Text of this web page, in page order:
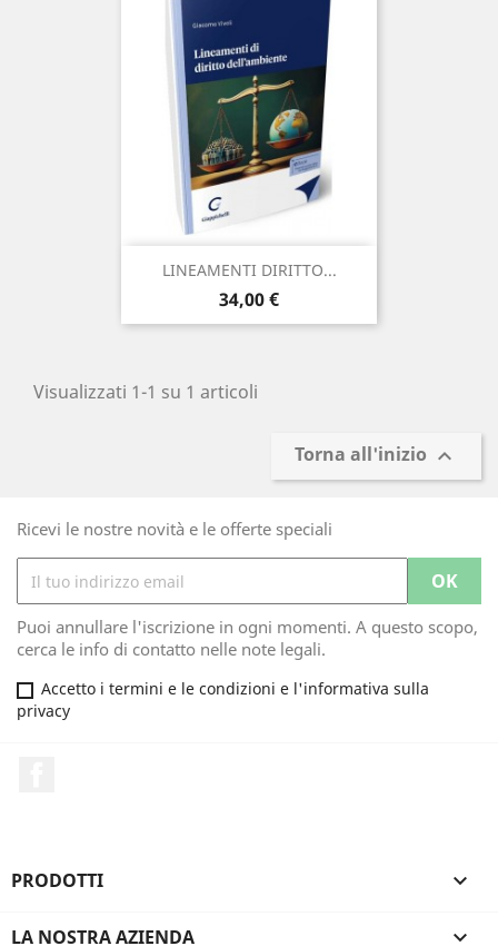
LINEAMENTI DIRITTO...
Prezzo
34,00 €
Visualizzati 1-1 su 1 articoli
Torna all'inizio 
Ricevi le nostre novità e le offerte speciali
Puoi annullare l'iscrizione in ogni momenti. A questo scopo,
cerca le info di contatto nelle note legali.
Accetto i termini e le condizioni e l'informativa sulla
privacy
PRODOTTI 
LA NOSTRA AZIENDA 